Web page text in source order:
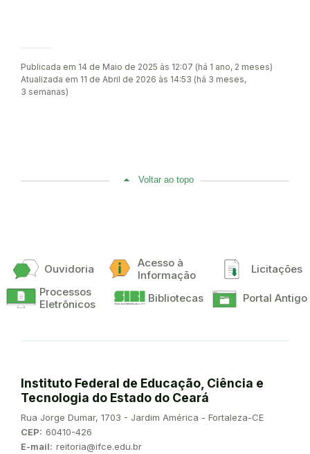
Publicada em 14 de Maio de 2025 às 12:07 (há 1 ano, 2 meses)
Atualizada em 11 de Abril de 2026 às 14:53 (há 3 meses,
3 semanas)
Voltar ao topo
Ouvidoria
Acesso à
Informação
Licitações
Processos
Eletrônicos
Bibliotecas Portal Antigo
Instituto Federal de Educação, Ciência e
Tecnologia do Estado do Ceará
Endereço:
Rua Jorge Dumar, 1703 - Jardim América - Fortaleza-CE
CEP: 60410-426
E-mail: reitoria@ifce.edu.br